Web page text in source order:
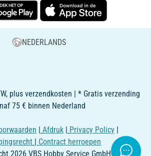
NEDERLANDS
plus verzendkosten | * Gratis verzending
75 € binnen Nederland
| Afdruk | Privacy Policy |
| Contract herroepen
2026 VBS Hobby Service GmbH